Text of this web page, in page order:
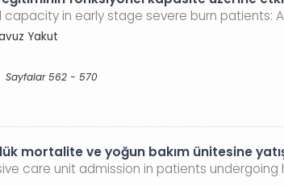
in early stage severe burn patients:
Yakut
Sayfalar 562 - 570
mortalite ve yoğun bakım ünitesine
care unit admission in patients undergoing